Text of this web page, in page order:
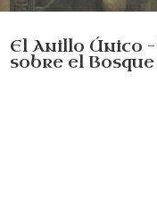
El Anillo Único
sobre el